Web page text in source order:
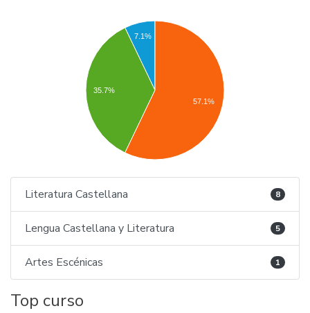
7.1%
35.7%
57.1%
Literatura Castellana 8
Lengua Castellana y Literatura 5
Artes Escénicas 1
Top curso